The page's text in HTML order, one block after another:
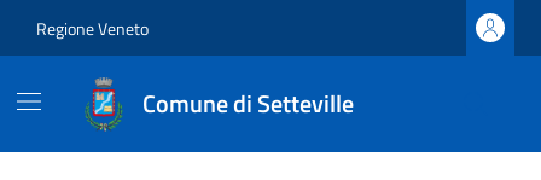
Regione Veneto
Comune di Setteville